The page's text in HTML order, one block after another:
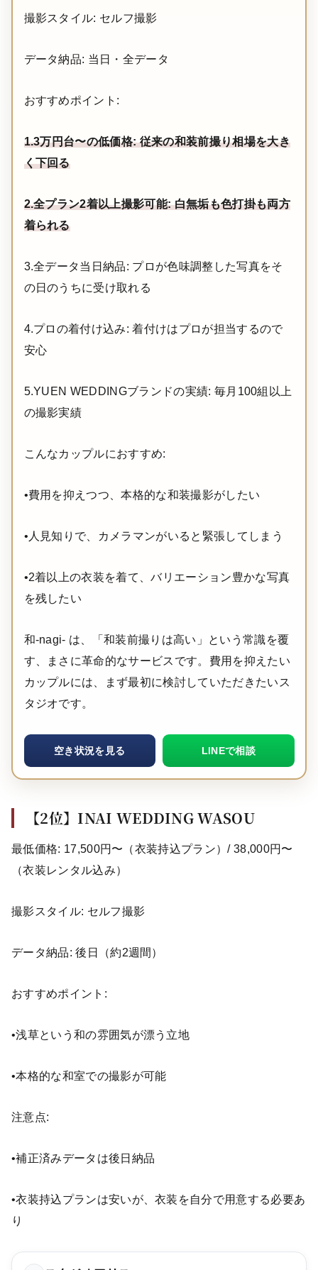
撮影スタイル: セルフ撮影
データ納品: 当日・全データ
おすすめポイント:
1.3万円台〜の低価格: 従来の和装前撮り相場を大き
く下回る
2.全プラン2着以上撮影可能: 白無垢も色打掛も両方
着られる
3.全データ当日納品: プロが色味調整した写真をそ
の日のうちに受け取れる
4.プロの着付け込み: 着付けはプロが担当するので
安心
5.YUEN WEDDINGブランドの実績: 毎月100組以上
の撮影実績
こんなカップルにおすすめ:
•費用を抑えつつ、本格的な和装撮影がしたい
•人見知りで、カメラマンがいると緊張してしまう
•2着以上の衣装を着て、バリエーション豊かな写真
を残したい
和-nagi- は、「和装前撮りは高い」という常識を覆
す、まさに革命的なサービスです。費用を抑えたい
カップルには、まず最初に検討していただきたいス
タジオです。
空き状況を見る LINEで相談
【2位】INAI WEDDING WASOU
最低価格: 17,500円〜（衣装持込プラン）/ 38,000円〜
（衣装レンタル込み）
撮影スタイル: セルフ撮影
データ納品: 後日（約2週間）
おすすめポイント:
•浅草という和の雰囲気が漂う立地
•本格的な和室での撮影が可能
注意点:
•補正済みデータは後日納品
•衣装持込プランは安いが、衣装を自分で用意する必要あ
り